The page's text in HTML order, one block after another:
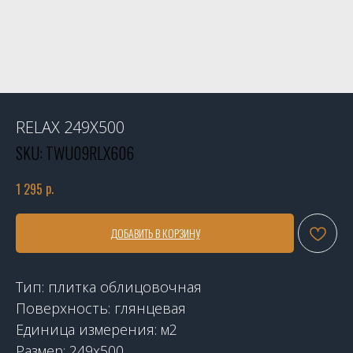
RELAX 249X500
SKU: TWU09RLX606
1 295 р.
ДОБАВИТЬ В КОРЗИНУ
Тип: плитка облицовочная
Поверхность: глянцевая
Единица измерения: м2